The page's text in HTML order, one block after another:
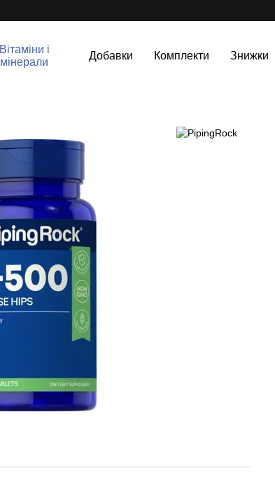
Вітаміни і
мінерали
Добавки Комплекти Знижки